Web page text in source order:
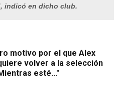
indicó en dicho club.
motivo por el que Alex
volver a la selección
esté..."